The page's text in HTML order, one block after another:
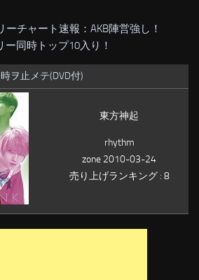
ーチャート速報：AKB陣営強し！
ー同時トップ10入り！
時ヲ止メテ(DVD付)
東方神起
rhythm
zone 2010-03-24
売り上げランキング : 8